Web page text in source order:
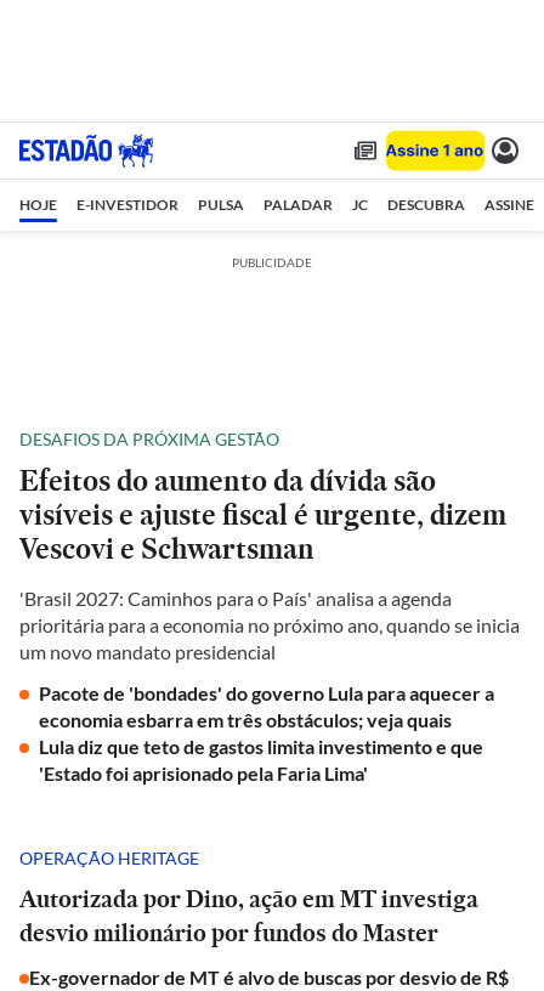
HOJE E-INVESTIDOR PULSA PALADAR JC DESCUBRA ASSINE
PUBLICIDADE
DESAFIOS DA PRÓXIMA GESTÃO
Efeitos do aumento da dívida são
visíveis e ajuste fiscal é urgente, dizem
Vescovi e Schwartsman
'Brasil 2027: Caminhos para o País' analisa a agenda
prioritária para a economia no próximo ano, quando se inicia
um novo mandato presidencial
Pacote de 'bondades' do governo Lula para aquecer a
economia esbarra em três obstáculos; veja quais
Lula diz que teto de gastos limita investimento e que
'Estado foi aprisionado pela Faria Lima'
OPERAÇÃO HERITAGE
Autorizada por Dino, ação em MT investiga
desvio milionário por fundos do Master
Ex-governador de MT é alvo de buscas por desvio de R$